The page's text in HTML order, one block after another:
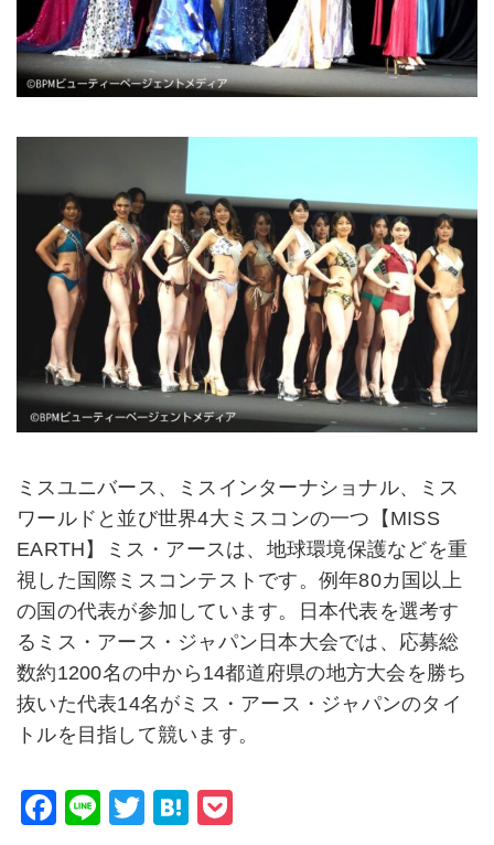
ミスユニバース、ミスインターナショナル、ミス
ワールドと並び世界4大ミスコンの一つ【MISS
EARTH】ミス・アースは、地球環境保護などを重
視した国際ミスコンテストです。例年80カ国以上
の国の代表が参加しています。日本代表を選考す
るミス・アース・ジャパン日本大会では、応募総
数約1200名の中から14都道府県の地方大会を勝ち
抜いた代表14名がミス・アース・ジャパンのタイ
トルを目指して競います。
F
Li
T
H